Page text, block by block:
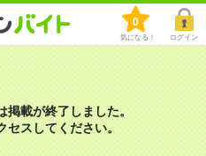
0
気になる！ ログイン
載が終了しました。
セスしてください。